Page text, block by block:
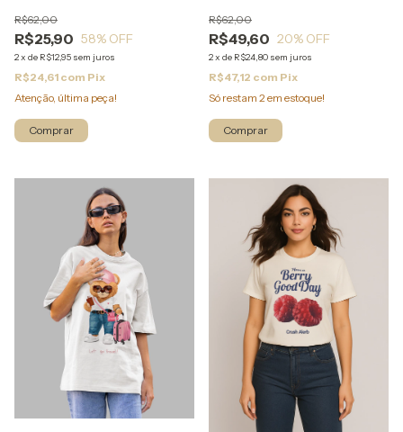
R$25,90
R$62,00
58% OFF
2x de R$12,95 sem juros
R$24,61 com Pix
Atenção, última peça!
Comprar
R$49,60
R$62,00
20% OFF
2x de R$24,80 sem juros
R$47,12 com Pix
Só restam 2em estoque!
Comprar